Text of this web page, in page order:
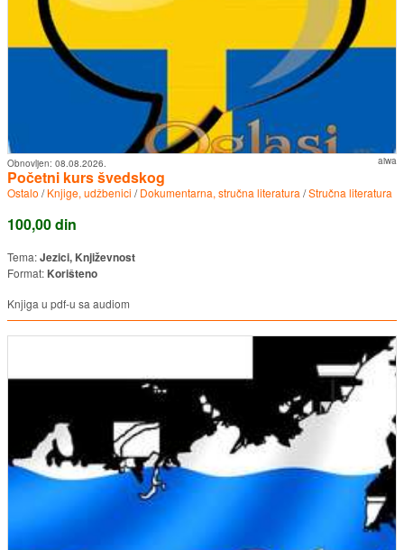
aiwa
Obnovljen: 08.08.2026.
Početni kurs švedskog
Ostalo /Knjige, udžbenici /Dokumentarna, stručna literatura /Stručna literatura
100,00 din
Tema:Jezici, Književnost
Format: Korišteno
Knjiga u pdf-u sa audiom